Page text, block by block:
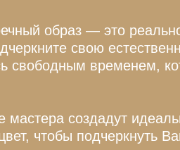
образ — это
свою
свободным временем,
создадут
чтобы подчеркнуть